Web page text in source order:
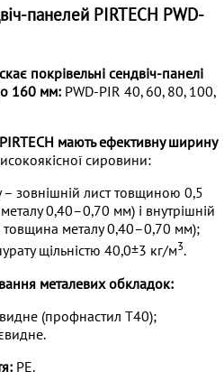
панелей PIRTECH PWD-
покрівельні сендвіч-панелі
160 мм: PWD-PIR 40, 60, 80, 100,
мають ефективну ширину
сировини:
– зовнішній лист товщиною 0,5
0,40–0,70 мм) і внутрішній
металу 0,40–0,70 мм);
щільністю 40,0±3 кг/м3.
металевих обкладок:
(профнастил Т40);
PE.